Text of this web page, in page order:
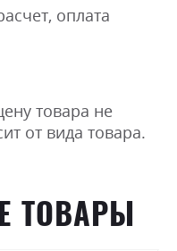
оплата
товара не
от вида товара.
ТОВАРЫ